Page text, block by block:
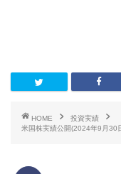
HOME
投資実績
米国株実績公開(2024年9月30